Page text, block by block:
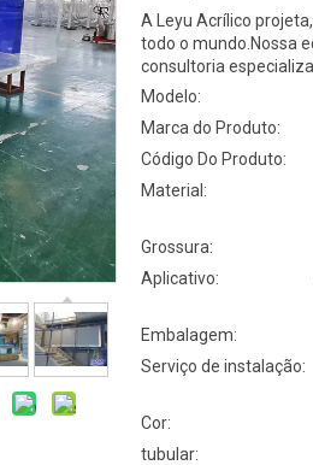
A Leyu Acrílico
todo o mundo.Nossa
consultoria
Modelo:
Marca do Produto:
Código Do Produto:
Material:
Grossura:
Aplicativo:
Embalagem:
Serviço de instalação:
Cor:
tubular: